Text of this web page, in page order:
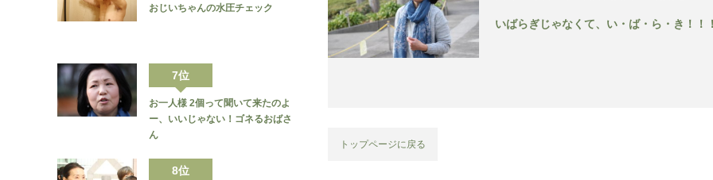
いばらぎじゃなくて、い・ば・ら・き！！
トップページに戻る
おじいちゃんの水圧チェック
7位
お一人様 2個って聞いて来たのよ
ー、いいじゃない！ゴネるおばさ
ん
8位